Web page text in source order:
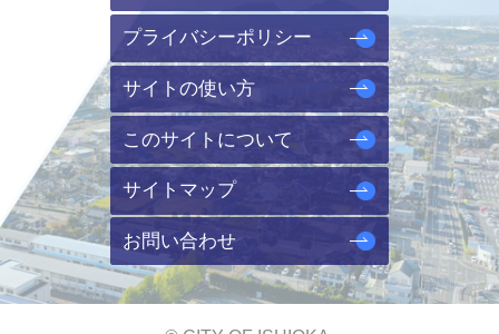
プライバシーポリシー
サイトの使い方
このサイトについて
サイトマップ
お問い合わせ